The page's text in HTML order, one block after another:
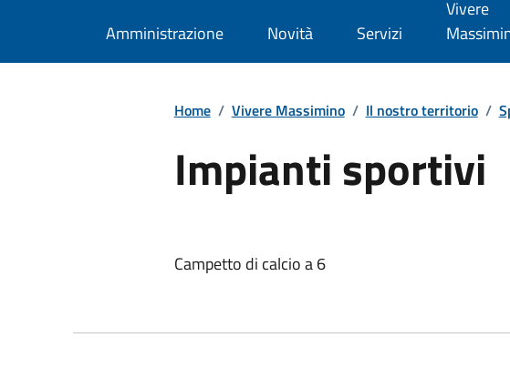
Amministrazione Novità Servizi
Vivere
Home / Vivere Massimino / Il nostro territorio /
Impianti sportivi
Campetto di calcio a 6